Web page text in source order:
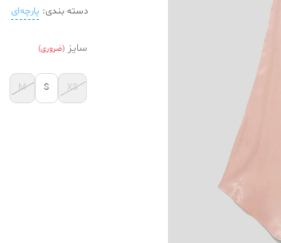
دسته بندی: پارچه‌ای
سایز (ضروری)
XS
S
M